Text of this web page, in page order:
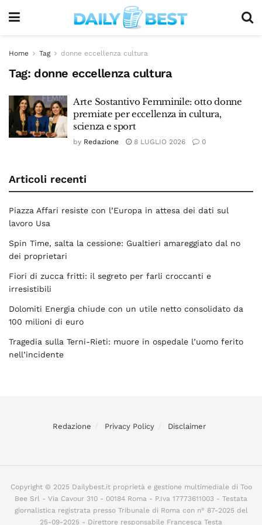
Home Tag donne eccellenza cultura
Tag: donne eccellenza cultura
Arte Sostantivo Femminile: otto donne
premiate per eccellenza in cultura,
scienza e sport
by Redazione 8 LUGLIO 2026 0
Articoli recenti
Piazza Affari resiste con l’Europa in attesa dei dati sul
lavoro Usa
Spin Time, salta la cessione: Gualtieri amareggiato dal no
dei proprietari
Fiori di zucca fritti: il segreto per farli croccanti e
irresistibili
Dolomiti Energia chiude con un utile netto consolidato da
100 milioni di euro
Tragedia sulla Terni-Rieti: muore in ospedale l’uomo ferito
nell’incidente
Redazione Privacy Policy Disclaimer
Copyright © 2025 Dailybest.it proprietà e gestione multimediale di Too
Bee Srl - Via Cavour 310 - 00184 Roma - P.Iva 17773611003 - Testata
giornalistica registrata presso Tribunale di Roma con n° 87-2025 del
25-09-2025 - Direttore responsabile Francesca Testa